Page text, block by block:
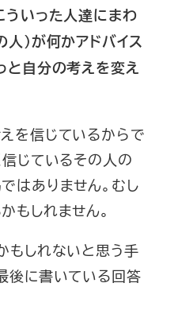
ういった人達にまわ
）が何かアドバイス
と自分の考えを変え
を信じているからで
信じているその人の
はありません。むし
もしれません。
もしれないと思う手
後に書いている回答